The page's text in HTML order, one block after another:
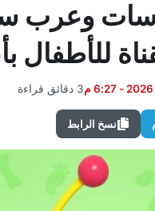
سات وعرب
للأطفال
3 دقائق قراءة
نسخ الرابط